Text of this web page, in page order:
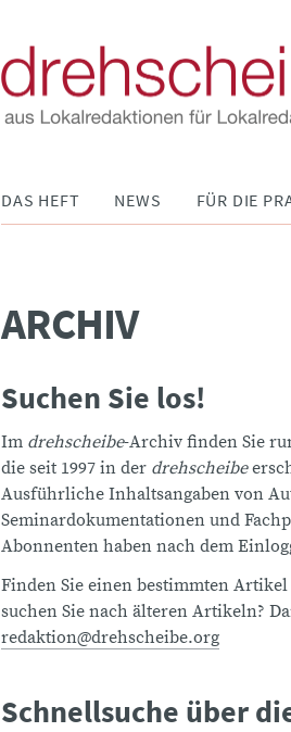
DAS HEFT NEWS FÜR DIE
ARCHIV
Suchen Sie los!
Im drehscheibe-Archiv finden Sie
die seit 1997 in der drehscheibe
Ausführliche Inhaltsangaben von
Seminardokumentationen und
Abonnenten haben nach dem
Finden Sie einen bestimmten
suchen Sie nach älteren Artikeln?
redaktion@drehscheibe.org
Schnellsuche über